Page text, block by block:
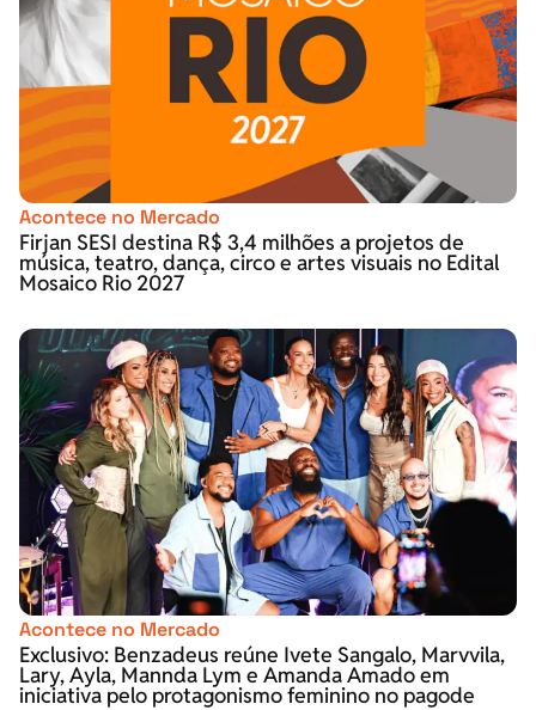
Acontece no Mercado
Firjan SESI destina R$ 3,4 milhões a projetos de
música, teatro, dança, circo e artes visuais no Edital
Mosaico Rio 2027
Acontece no Mercado
Exclusivo: Benzadeus reúne Ivete Sangalo, Marvvila,
Lary, Ayla, Mannda Lym e Amanda Amado em
iniciativa pelo protagonismo feminino no pagode